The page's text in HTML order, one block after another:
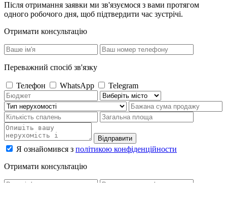
Після отримання заявки ми зв'язуємося з вами протягом
одного робочого дня, щоб підтвердити час зустрічі.
Отримати консультацію
Переважний спосіб зв'язку
Телефон WhatsApp Telegram
Відправити
Я ознайомився з політикою конфіденційности
Отримати консультацію